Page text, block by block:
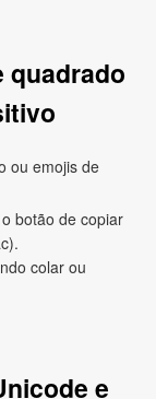
quadrado
ou emojis de
botão de copiar
colar ou
e